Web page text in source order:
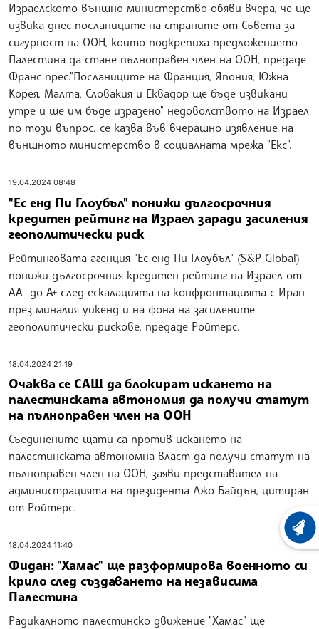
Израелското външно министерство обяви вчера, че ще
извика днес посланиците на страните от Съвета за
сигурност на ООН, които подкрепиха предложението
Палестина да стане пълноправен член на ООН, предаде
Франс прес."Посланиците на Франция, Япония, Южна
Корея, Малта, Словакия и Еквадор ще бъде извикани
утре и ще им бъде изразено" недоволството на Израел
по този въпрос, се казва във вчерашно изявление на
външното министерство в социалната мрежа "Екс".
19.04.2024 08:48
"Ес енд Пи Глоубъл" понижи дългосрочния
кредитен рейтинг на Израел заради засиления
геополитически риск
Рейтинговата агенция "Ес енд Пи Глоубъл" (S&P Global)
понижи дългосрочния кредитен рейтинг на Израел от
АА- до А+ след ескалацията на конфронтацията с Иран
през миналия уикенд и на фона на засилените
геополитически рискове, предаде Ройтерс.
18.04.2024 21:19
Очаква се САЩ да блокират искането на
палестинската автономия да получи статут
на пълноправен член на ООН
Съединените щати са против искането на
палестинската автономна власт да получи статут на
пълноправен член на ООН, заяви представител на
администрацията на президента Джо Байдън, цитиран
от Ройтерс.
18.04.2024 11:40
Фидан: "Хамас" ще разформирова военното си
крило след създаването на независима
Палестина
Радикалното палестинско движение "Хамас" ще